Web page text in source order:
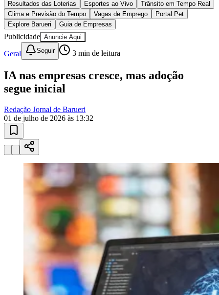
10 anos de JBnovo portal
Clima e Previsão do Tempo
agora e nos próximos dias
Temperatura atual, radar de chuva, alertas climáticos e previsão de 7
dias para planejar sua semana.
Ver previsão
Newsletter Bom Dia Barueri
Resultados das Loterias
Esportes ao Vivo
Trânsito em Tempo Real
Clima e Previsão do Tempo
Vagas de Emprego
Portal Pet
Explore Barueri
Guia de Empresas
Publicidade Anuncie Aqui
Seguir 3min de leitura
IA nas empresas cresce, mas adoção